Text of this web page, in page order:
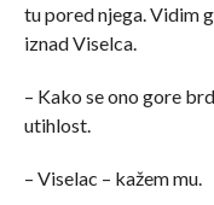
tu pored njega. Vidim
iznad Viselca.
– Kako se ono gore
utihlost.
– Viselac – kažem mu.